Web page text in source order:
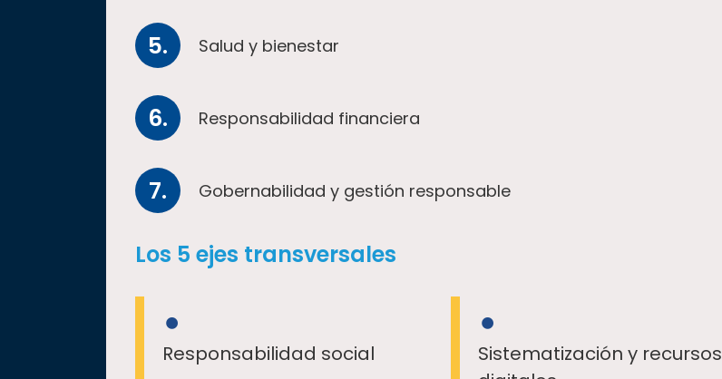
Salud y bienestar
Responsabilidad financiera
Gobernabilidad y gestión responsable
Los 5 ejes transversales
Responsabilidad social
Sistematización y recursos